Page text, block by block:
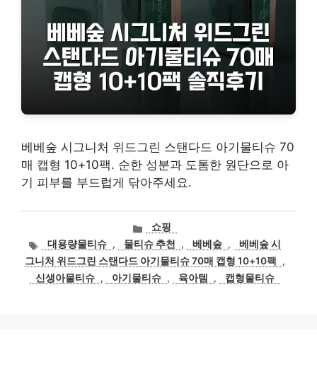
베베숲 시그니처 위드그린 스탠다드 아기물티슈 70
매 캡형 10+10팩. 순한 성분과 도톰한 원단으로 아
기 피부를 부드럽게 닦아주세요.
카
테
고
리
쇼핑
태
그
대용량물티슈 , 물티슈 추천 , 베베숲 ,
베베숲 시
그니처 위드그린 스탠다드 아기물티슈 70매 캡형 10+10팩
,
신생아물티슈 , 아기물티슈 , 육아템 , 캡형물티슈